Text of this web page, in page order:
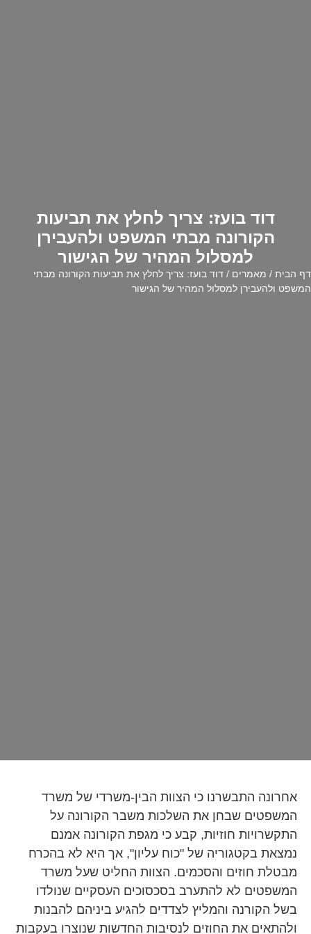
דוד בועז: צריך לחלץ את תביעות
הקורונה מבתי המשפט ולהעבירן
למסלול המהיר של הגישור
דף הבית / מאמרים / דוד בועז: צריך לחלץ את תביעות הקורונה מבתי
המשפט ולהעבירן למסלול המהיר של הגישור
אחרונה התבשרנו כי הצוות הבין-משרדי של משרד
המשפטים שבחן את השלכות משבר הקורונה על
התקשרויות חוזיות, קבע כי מגפת הקורונה אמנם
נמצאת בקטגוריה של "כוח עליון", אך היא לא בהכרח
מבטלת חוזים והסכמים. הצוות החליט שעל משרד
המשפטים לא להתערב בסכסוכים העסקיים שנולדו
בשל הקורנה והמליץ לצדדים להגיע ביניהם להבנות
ולהתאים את החוזים לנסיבות החדשות שנוצרו בעקבות